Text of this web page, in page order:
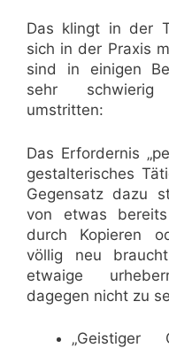
Das klingt in der
sich in der Praxis
sind in einigen
sehr schwierig
umstritten:
Das Erfordernis
gestalterisches
Gegensatz dazu
von etwas
durch Kopieren
völlig neu
etwaige
dagegen nicht zu
„Geistiger